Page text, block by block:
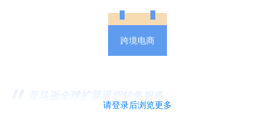
请登录后浏览更多
跨境电商